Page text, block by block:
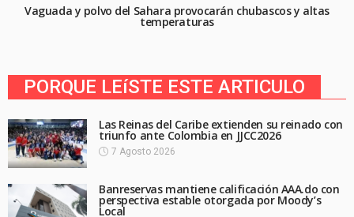
Vaguada y polvo del Sahara provocarán chubascos y altas
temperaturas
PORQUE LEíSTE ESTE ARTICULO
Las Reinas del Caribe extienden su reinado con
triunfo ante Colombia en JJCC2026
7 Agosto 2026
Banreservas mantiene calificación AAA.do con
perspectiva estable otorgada por Moody’s
Local